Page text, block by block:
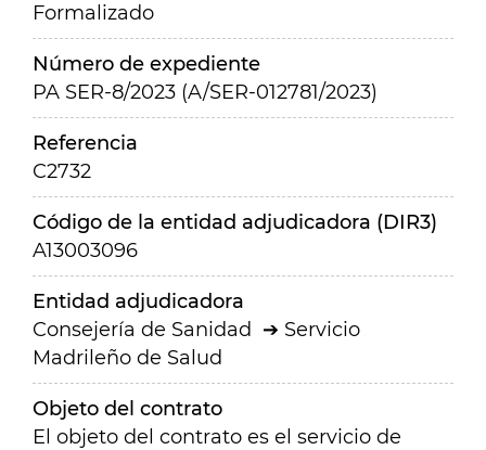
Formalizado
Número de expediente
PA SER-8/2023 (A/SER-012781/2023)
Referencia
C2732
Código de la entidad adjudicadora (DIR3)
A13003096
Entidad adjudicadora
Consejería de Sanidad
Servicio
Madrileño de Salud
Objeto del contrato
El objeto del contrato es el servicio de